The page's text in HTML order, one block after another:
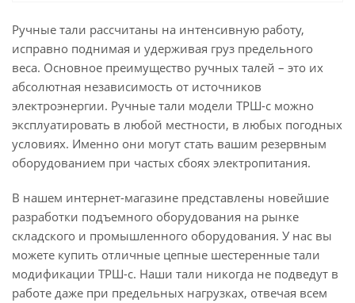
Ручные тали рассчитаны на интенсивную работу,
исправно поднимая и удерживая груз предельного
веса. Основное преимущество ручных талей – это их
абсолютная независимость от источников
электроэнергии. Ручные тали модели ТРШ-с можно
эксплуатировать в любой местности, в любых погодных
условиях. Именно они могут стать вашим резервным
оборудованием при частых сбоях электропитания.
В нашем интернет-магазине представлены новейшие
разработки подъемного оборудования на рынке
складского и промышленного оборудования. У нас вы
можете купить отличные цепные шестеренные тали
модификации ТРШ-с. Наши тали никогда не подведут в
работе даже при предельных нагрузках, отвечая всем